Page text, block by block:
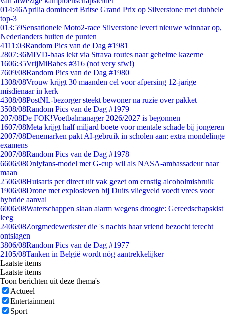
014:46Aprilia domineert Britse Grand Prix op Silverstone met dubbele
top-3
013:59Sensationele Moto2-race Silverstone levert nieuwe winnaar op,
Nederlanders buiten de punten
4111:03Random Pics van de Dag #1981
2807:36MIVD-baas lekt via Strava routes naar geheime kazerne
1606:35VrijMiBabes #316 (not very sfw!)
7609/08Random Pics van de Dag #1980
1308/08Vrouw krijgt 30 maanden cel voor afpersing 12-jarige
misdienaar in kerk
4308/08PostNL-bezorger steekt bewoner na ruzie over pakket
3508/08Random Pics van de Dag #1979
207/08De FOK!Voetbalmanager 2026/2027 is begonnen
1607/08Meta krijgt half miljard boete voor mentale schade bij jongeren
2007/08Denemarken pakt AI-gebruik in scholen aan: extra mondelinge
examens
2007/08Random Pics van de Dag #1978
6606/08Onlyfans-model met G-cup wil als NASA-ambassadeur naar
maan
2506/08Huisarts per direct uit vak gezet om ernstig alcoholmisbruik
1906/08Drone met explosieven bij Duits vliegveld voedt vrees voor
hybride aanval
6006/08Waterschappen slaan alarm wegens droogte: Gereedschapskist
leeg
2406/08Zorgmedewerkster die 's nachts haar vriend bezocht terecht
ontslagen
3806/08Random Pics van de Dag #1977
2105/08Tanken in België wordt nóg aantrekkelijker
Laatste items
Laatste items
Toon berichten uit deze thema's
Actueel
Entertainment
Sport